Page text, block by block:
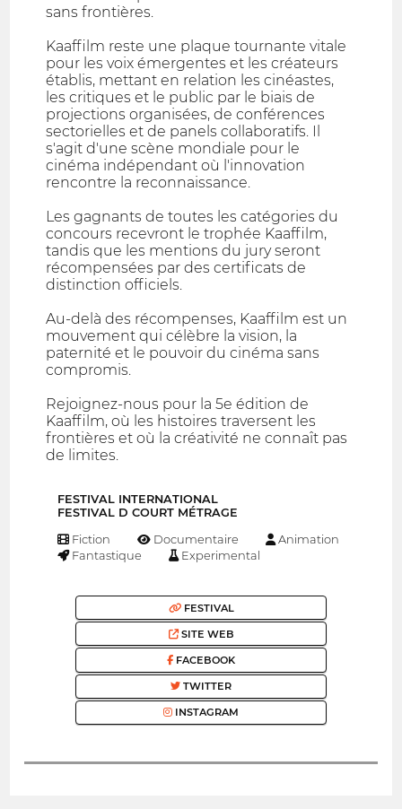
sans frontières.
Kaaffilm reste une plaque tournante vitale
pour les voix émergentes et les créateurs
établis, mettant en relation les cinéastes,
les critiques et le public par le biais de
projections organisées, de conférences
sectorielles et de panels collaboratifs. Il
s'agit d'une scène mondiale pour le
cinéma indépendant où l'innovation
rencontre la reconnaissance.
Les gagnants de toutes les catégories du
concours recevront le trophée Kaaffilm,
tandis que les mentions du jury seront
récompensées par des certificats de
distinction officiels.
Au-delà des récompenses, Kaaffilm est un
mouvement qui célèbre la vision, la
paternité et le pouvoir du cinéma sans
compromis.
Rejoignez-nous pour la 5e édition de
Kaaffilm, où les histoires traversent les
frontières et où la créativité ne connaît pas
de limites.
FESTIVAL INTERNATIONAL
FESTIVAL D COURT MÉTRAGE
Fiction Documentaire
Animation
Fantastique
Experimental
FESTIVAL
SITE WEB
FACEBOOK
TWITTER
INSTAGRAM